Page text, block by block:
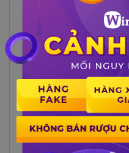
ánh nắng trực
để bảo quản
Đậy kín nắp
Không để rượu
quá lâu, vì điều
chất lượng và
Không để rượu
hoặc các loại
có thể gây ra